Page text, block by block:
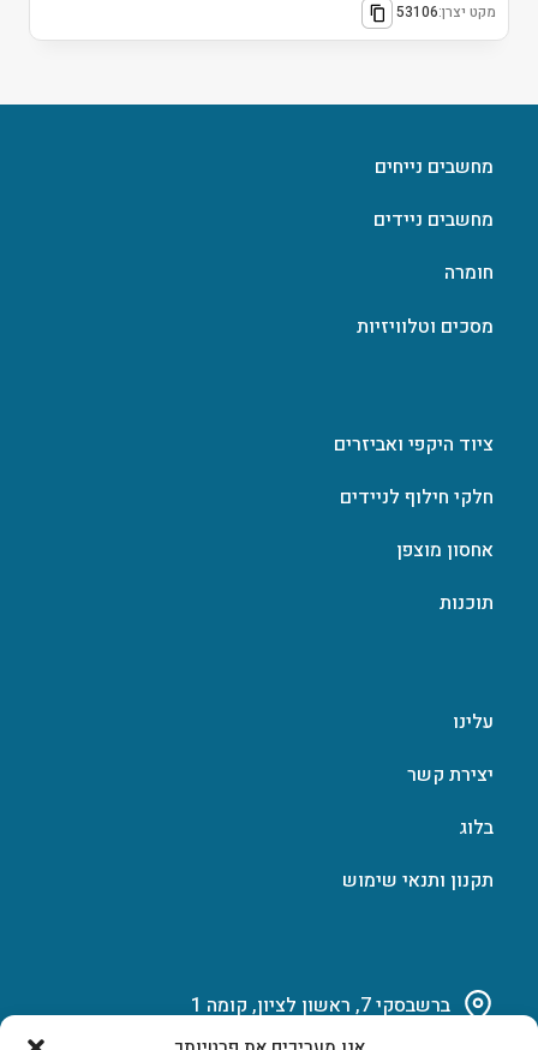
מקט יצרן:53106
מחשבים נייחים
מחשבים ניידים
חומרה
מסכים וטלוויזיות
ציוד היקפי ואביזרים
חלקי חילוף לניידים
אחסון מוצפן
תוכנות
עלינו
יצירת קשר
בלוג
תקנון ותנאי שימוש
ברשבסקי 7, ראשון לציון, קומה 1